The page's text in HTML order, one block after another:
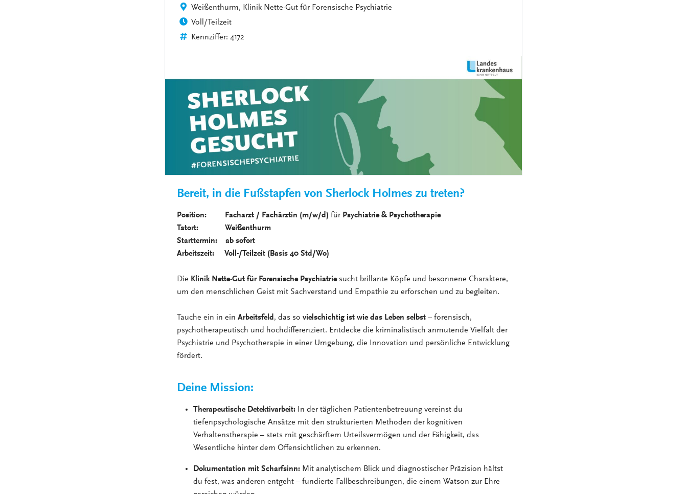
VERANSTALTUNGEN
KLINIKEN UND
KAUFLEUTE IM
Weißenthurm, Klinik Nette-Gut für Forensische Psychiatrie
Voll/Teilzeit
Kennziffer: 4172
Bereit, in die Fußstapfen von Sherlock Holmes zu treten?
Position: Facharzt / Fachärztin (m/w/d) fürPsychiatrie & Psychotherapie
Tatort: Weißenthurm
Starttermin: ab sofort
Arbeitszeit: Voll-/Teilzeit (Basis 40 Std/Wo)
Die Klinik Nette-Gut für Forensische Psychiatriesucht brillante Köpfe und besonnene Charaktere,
um den menschlichen Geist mit Sachverstand und Empathie zu erforschen und zu begleiten.
Tauche ein in ein Arbeitsfeld , das so vielschichtig ist wie das Leben selbst – forensisch,
psychotherapeutisch und hochdifferenziert. Entdecke die kriminalistisch anmutende Vielfalt der
Psychiatrie und Psychotherapie in einer Umgebung, die Innovation und persönliche Entwicklung
fördert.
Deine Mission:
Therapeutische Detektivarbeit:
In der täglichen Patientenbetreuung vereinst du
tiefenpsychologische Ansätze mit den strukturierten Methoden der kognitiven
Verhaltenstherapie – stets mit geschärftem Urteilsvermögen und der Fähigkeit, das
Wesentliche hinter dem Offensichtlichen zu erkennen.
Dokumentation mit Scharfsinn: Mit analytischem Blick und diagnostischer Präzision hältst
du fest, was anderen entgeht – fundierte Fallbeschreibungen, die einem Watson zur Ehre